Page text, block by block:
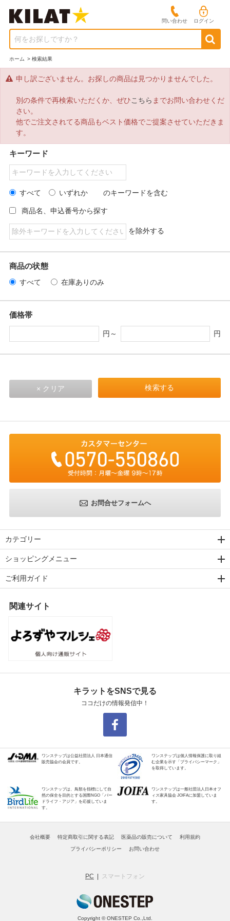
問い合わせ ログイン
何をお探しですか？
ホーム > 検索結果
申し訳ございません。お探しの商品は見つかりませんでした。
別の条件で再検索いただくか、ぜひこちら までお問い合わせくだ
さい。
他でご注文されてる商品もベスト価格でご提案させていただきま
す。
キーワード
すべて いずれか のキーワードを含む
商品名、申込番号から探す
を除外する
商品の状態
すべて 在庫ありのみ
価格帯
円～ 円
お問合せフォームへ
カテゴリー
ショッピングメニュー
ご利用ガイド
関連サイト
キラットをSNSで見る
ココだけの情報発信中！
ワンステップは公益社団法人 日本通信
販売協会の会員です。
ワンステップは個人情報保護に取り組
む企業を示す「プライバシーマーク」
を取得しています。
ワンステップは、鳥類を指標にして自
然の保全を目的とする国際NGO「バー
ドライフ・アジア」を応援していま
す。
ワンステップは一般社団法人日本オフ
ィス家具協会 JOIFAに加盟していま
す。
会社概要 特定商取引に関する表記 医薬品の販売について 利用規約
プライバシーポリシー お問い合わせ
PC スマートフォン
Copyright © ONESTEP Co.,Ltd.